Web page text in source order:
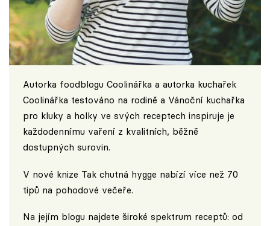
Autorka foodblogu Coolinářka a autorka kuchařek
Coolinářka testováno na rodině a Vánoční kuchařka
pro kluky a holky ve svých receptech inspiruje je
každodennímu vaření z kvalitních, běžně
dostupných surovin.
V nové knize Tak chutná hygge nabízí více než 70
tipů na pohodové večeře.
Na jejím blogu najdete široké spektrum receptů: od